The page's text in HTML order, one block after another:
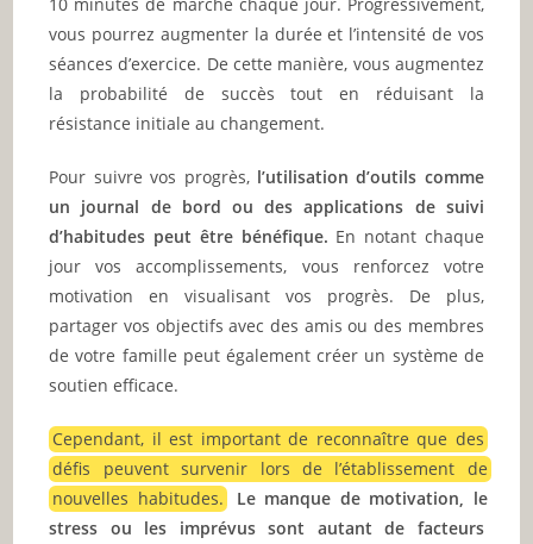
10 minutes de marche chaque jour. Progressivement,
vous pourrez augmenter la durée et l’intensité de vos
séances d’exercice. De cette manière, vous augmentez
la probabilité de succès tout en réduisant la
résistance initiale au changement.
Pour suivre vos progrès, l’utilisation d’outils comme
un journal de bord ou des applications de suivi
d’habitudes peut être bénéfique. En notant chaque
jour vos accomplissements, vous renforcez votre
motivation en visualisant vos progrès. De plus,
partager vos objectifs avec des amis ou des membres
de votre famille peut également créer un système de
soutien efficace.
Cependant, il est important de reconnaître que des
défis peuvent survenir lors de l’établissement de
nouvelles habitudes.
Le manque de motivation, le
stress ou les imprévus sont autant de facteurs